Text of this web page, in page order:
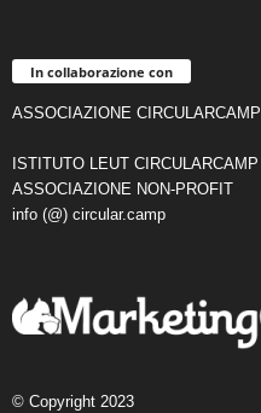
In collaborazione con
ASSOCIAZIONE CIRCULARCAMP
ISTITUTO LEUT CIRCULARCAMP
ASSOCIAZIONE NON-PROFIT
info (@) circular.camp
© Copyright 2023